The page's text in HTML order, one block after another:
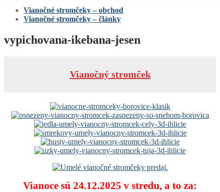
Vianočné stromčeky – obchod
Vianočné stromčeky – články
vypichovana-ikebana-jesen
Vianočný stromček
Vianoce sú 24.12.2025 v stredu, a to za: